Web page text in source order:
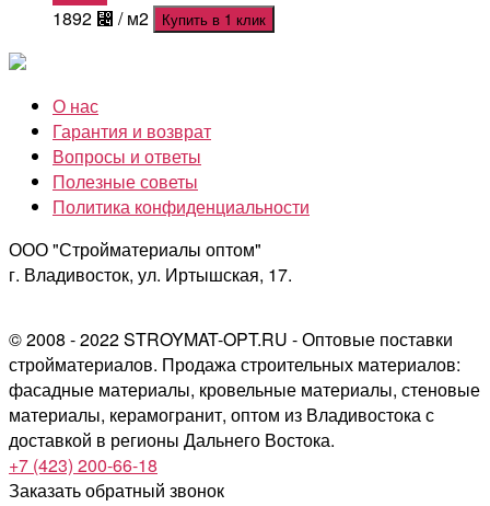
1892 ⃄ / м2 Купить в 1 клик
О нас
Гарантия и возврат
Вопросы и ответы
Полезные советы
Политика конфиденциальности
ООО "Стройматериалы оптом"
г. Владивосток, ул. Иртышская, 17.
© 2008 - 2022 STROYMAT-OPT.RU - Оптовые поставки
стройматериалов. Продажа строительных материалов:
фасадные материалы, кровельные материалы, стеновые
материалы, керамогранит, оптом из Владивостока с
доставкой в регионы Дальнего Востока.
+7 (423) 200-66-18
Заказать обратный звонок